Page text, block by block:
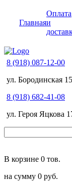
Главная
Оплата
и
8 (918) 087-12-00
ул. Бородинская
8 (918) 682-41-08
ул. Героя Яцкова
В корзине 0 тов.
на сумму 0 руб.